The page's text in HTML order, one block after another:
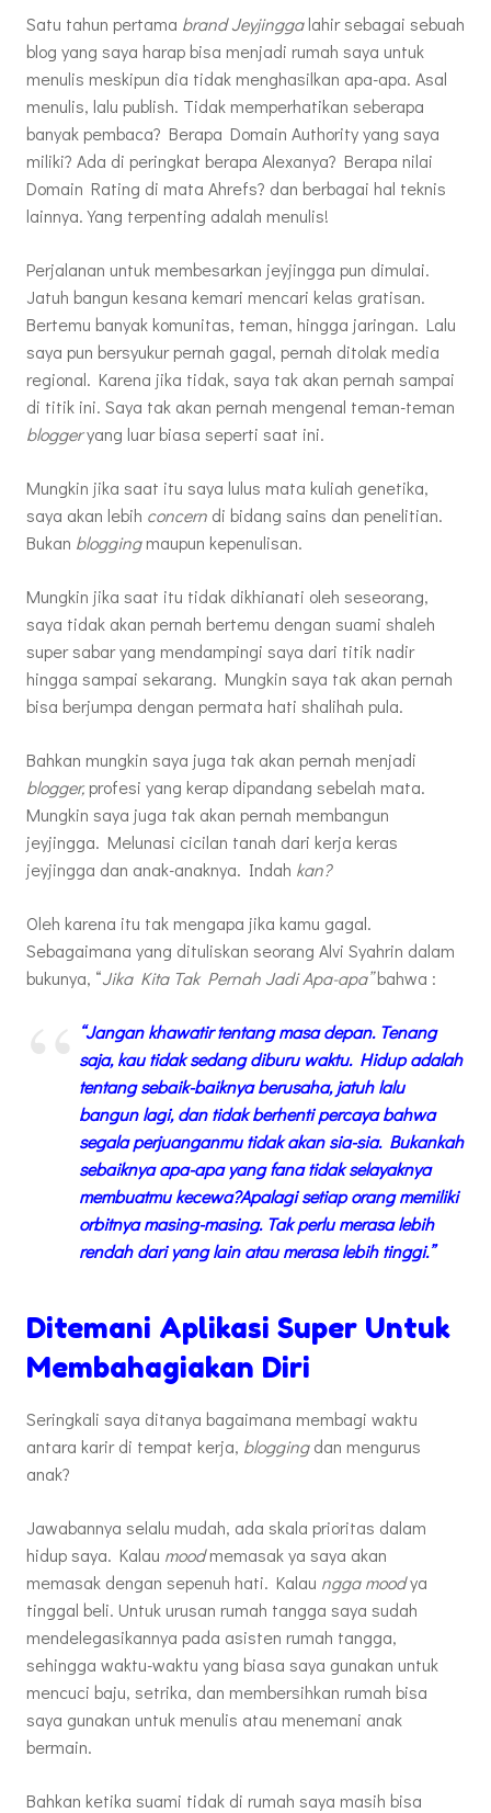
Satu tahun pertama brand Jeyjinggalahir sebagai sebuah
blog yang saya harap bisa menjadi rumah saya untuk
menulis meskipun dia tidak menghasilkan apa-apa. Asal
menulis, lalu publish. Tidak memperhatikan seberapa
banyak pembaca? Berapa Domain Authority yang saya
miliki? Ada di peringkat berapa Alexanya? Berapa nilai
Domain Rating di mata Ahrefs? dan berbagai hal teknis
lainnya. Yang terpenting adalah menulis!
Perjalanan untuk membesarkan jeyjingga pun dimulai.
Jatuh bangun kesana kemari mencari kelas gratisan.
Bertemu banyak komunitas, teman, hingga jaringan. Lalu
saya pun bersyukur pernah gagal, pernah ditolak media
regional. Karena jika tidak, saya tak akan pernah sampai
di titik ini. Saya tak akan pernah mengenal teman-teman
bloggeryang luar biasa seperti saat ini.
Mungkin jika saat itu saya lulus mata kuliah genetika,
saya akan lebih concern di bidang sains dan penelitian.
Bukan bloggingmaupun kepenulisan.
Mungkin jika saat itu tidak dikhianati oleh seseorang,
saya tidak akan pernah bertemu dengan suami shaleh
super sabar yang mendampingi saya dari titik nadir
hingga sampai sekarang. Mungkin saya tak akan pernah
bisa berjumpa dengan permata hati shalihah pula.
Bahkan mungkin saya juga tak akan pernah menjadi
blogger,profesi yang kerap dipandang sebelah mata.
Mungkin saya juga tak akan pernah membangun
jeyjingga. Melunasi cicilan tanah dari kerja keras
jeyjingga dan anak-anaknya. Indah kan?
Oleh karena itu tak mengapa jika kamu gagal.
Sebagaimana yang dituliskan seorang Alvi Syahrin dalam
bukunya, “Jika Kita Tak Pernah Jadi Apa-apa”bahwa :
“Jangan khawatir tentang masa depan. Tenang
saja, kau tidak sedang diburu waktu. Hidup adalah
tentang sebaik-baiknya berusaha, jatuh lalu
bangun lagi, dan tidak berhenti percaya bahwa
segala perjuanganmu tidak akan sia-sia. Bukankah
sebaiknya apa-apa yang fana tidak selayaknya
membuatmu kecewa?Apalagi setiap orang memiliki
orbitnya masing-masing. Tak perlu merasa lebih
rendah dari yang lain atau merasa lebih tinggi.”
Ditemani Aplikasi Super Untuk
Membahagiakan Diri
Seringkali saya ditanya bagaimana membagi waktu
antara karir di tempat kerja, bloggingdan mengurus
anak?
Jawabannya selalu mudah, ada skala prioritas dalam
hidup saya. Kalau moodmemasak ya saya akan
memasak dengan sepenuh hati. Kalau ngga moodya
tinggal beli. Untuk urusan rumah tangga saya sudah
mendelegasikannya pada asisten rumah tangga,
sehingga waktu-waktu yang biasa saya gunakan untuk
mencuci baju, setrika, dan membersihkan rumah bisa
saya gunakan untuk menulis atau menemani anak
bermain.
Bahkan ketika suami tidak di rumah saya masih bisa